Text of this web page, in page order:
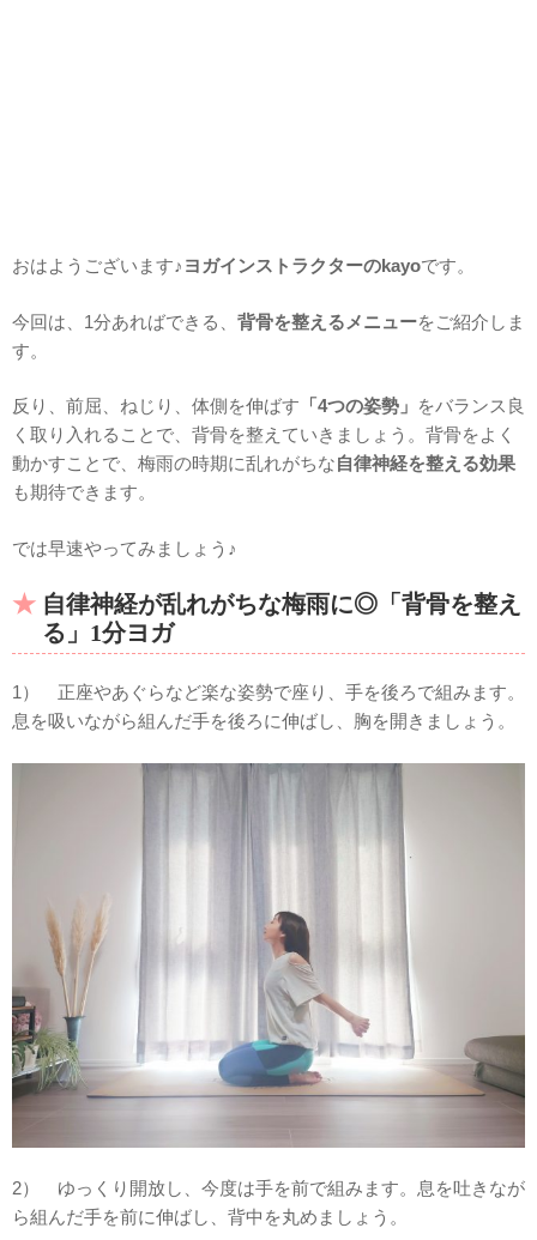
おはようございます♪ ヨガインストラクターのkayoです。
今回は、1分あればできる、 背骨を整えるメニューをご紹介しま
す。
反り、前屈、ねじり、体側を伸ばす 「4つの姿勢」 をバランス良
く取り入れることで、背骨を整えていきましょう。背骨をよく
動かすことで、梅雨の時期に乱れがちな自律神経を整える効果
も期待できます。
では早速やってみましょう♪
自律神経が乱れがちな梅雨に◎「背骨を整え
る」1分ヨガ
1） 正座やあぐらなど楽な姿勢で座り、手を後ろで組みます。
息を吸いながら組んだ手を後ろに伸ばし、胸を開きましょう。
2） ゆっくり開放し、今度は手を前で組みます。息を吐きなが
ら組んだ手を前に伸ばし、背中を丸めましょう。